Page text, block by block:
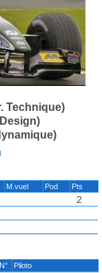
Technique)
M.vuel Pod Pts
2
N° Piloto